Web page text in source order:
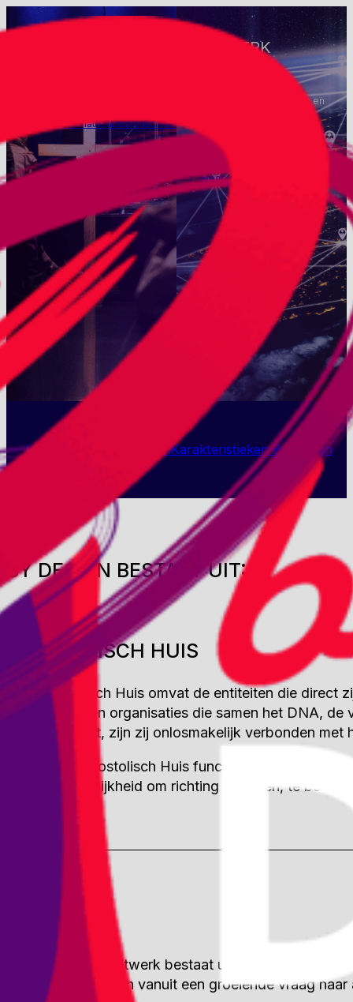
Alle entiteiten vormen gezamenlijk het Apostolisch Huis van
Meer informatie apostolisch huis
NETWERK
gemeentes, bedieningen en
relationeel verbonden zijn
met By Design.
Meer informatie netwerk
Het DNA van By DesignKarakteristieken By Design
BY DESIGN BESTAAT UIT:
APOSTOLISCH HUIS
Het Apostolisch Huis omvat de entiteiten die direct
bedieningen en organisaties die samen het DNA,
structuur heeft, zijn zij onlosmakelijk verbonden
Binnen het Apostolisch Huis functioneren de
verantwoordelijkheid om richting te geven, te
NETWERK
Het By Design Netwerk bestaat uit gemeentes,
netwerk is ontstaan vanuit een groeiende vraag